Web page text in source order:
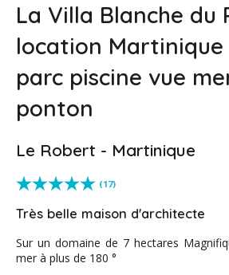
La Villa Blanche du
location
parc piscine vue
ponton
Le Robert - Martinique
(17)
Très belle maison d'architecte
Sur un domaine de 7 hectares
mer à plus de 180 °